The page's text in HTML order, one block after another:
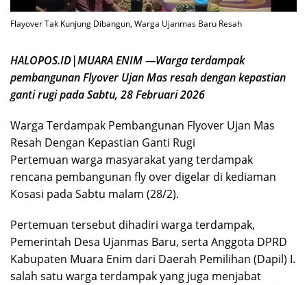
Flayover Tak Kunjung Dibangun, Warga Ujanmas Baru Resah
HALOPOS.ID|MUARA ENIM —Warga terdampak
pembangunan Flyover Ujan Mas resah dengan kepastian
ganti rugi pada Sabtu, 28 Februari 2026
Warga Terdampak Pembangunan Flyover Ujan Mas
Resah Dengan Kepastian Ganti Rugi
Pertemuan warga masyarakat yang terdampak
rencana pembangunan fly over digelar di kediaman
Kosasi pada Sabtu malam (28/2).
Pertemuan tersebut dihadiri warga terdampak,
Pemerintah Desa Ujanmas Baru, serta Anggota DPRD
Kabupaten Muara Enim dari Daerah Pemilihan (Dapil) I.
salah satu warga terdampak yang juga menjabat